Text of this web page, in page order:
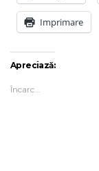
Imprimare
Apreciază:
Încarc...